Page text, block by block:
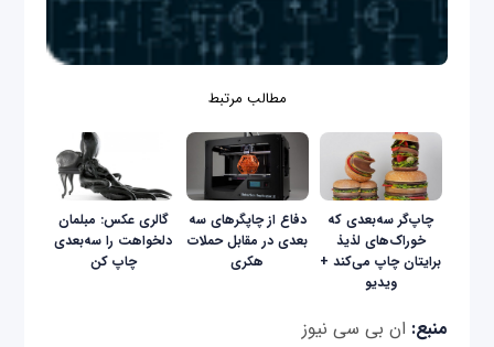
مطالب مرتبط
چاپ‌گر سه‌بعدی که
خوراک‌های لذیذ
برایتان چاپ می‌کند +
ویدیو
دفاع از چاپگرهای سه
بعدی در مقابل حملات
هکری
گالری عکس: مبلمان
دلخواهت را سه‌بعدی
چاپ کن
منبع: ان بی سی نیوز